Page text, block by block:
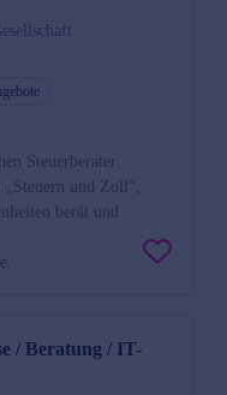
Steuerberater
und Zoll“,
berät und
/ Beratung / IT-